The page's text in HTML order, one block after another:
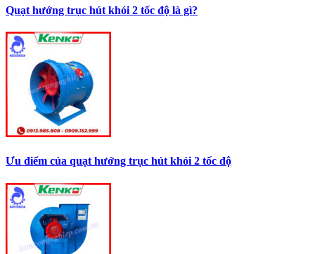
Quạt hướng trục hút khói 2 tốc độ là gì?
Ưu điểm của quạt hướng trục hút khói 2 tốc độ